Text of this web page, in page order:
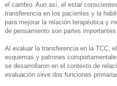
el cambio. Aun así, el estar
transferencia en los pacientes y la
para mejorar la relación terapéutica y
de pensamiento son partes importantes
Al evaluar la transferencia en la TCC,
esquemas y patrones
se desarrollaron en el contexto de
evaluación sirve dos funciones